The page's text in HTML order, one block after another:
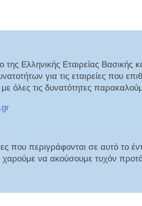
της Ελληνικής Εταιρείας Βασικής
για τις εταιρείες που
όλες τις δυνατότητες
που περιγράφονται σε αυτό το
χαρούμε να ακούσουμε τυχόν